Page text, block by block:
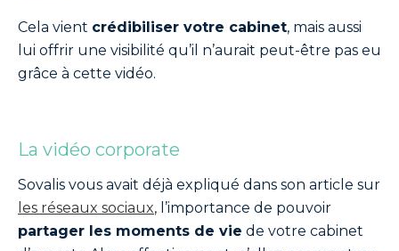
Cela vient crédibiliser votre cabinet, mais aussi
lui offrir une visibilité qu’il n’aurait peut-être pas eu
grâce à cette vidéo.
La vidéo corporate
Sovalis vous avait déjà expliqué dans son article sur
les réseaux sociaux, l’importance de pouvoir
partager les moments de vie de votre cabinet